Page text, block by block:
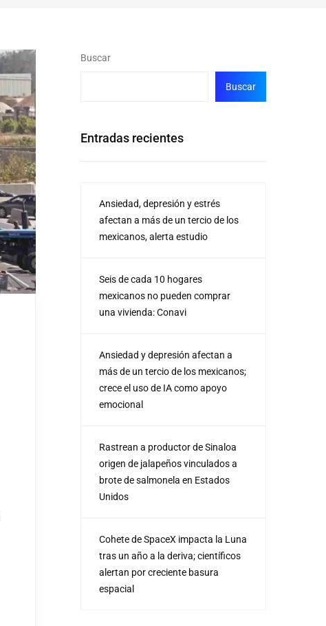
Buscar
Buscar
Entradas recientes
Ansiedad, depresión y estrés
afectan a más de un tercio de los
mexicanos, alerta estudio
Seis de cada 10 hogares
mexicanos no pueden comprar
una vivienda: Conavi
Ansiedad y depresión afectan a
más de un tercio de los mexicanos;
crece el uso de IA como apoyo
emocional
Rastrean a productor de Sinaloa
origen de jalapeños vinculados a
brote de salmonela en Estados
Unidos
Cohete de SpaceX impacta la Luna
tras un año a la deriva; científicos
alertan por creciente basura
espacial